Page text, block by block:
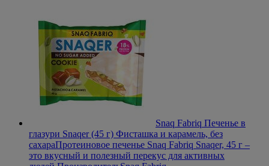
Snaq Fabriq Печенье в
глазури Snaqer (45 г) Фисташка и карамель, без
сахараПротеиновое печенье Snaq Fabriq Snaqer, 45 г –
это вкусный и полезный перекус для активных